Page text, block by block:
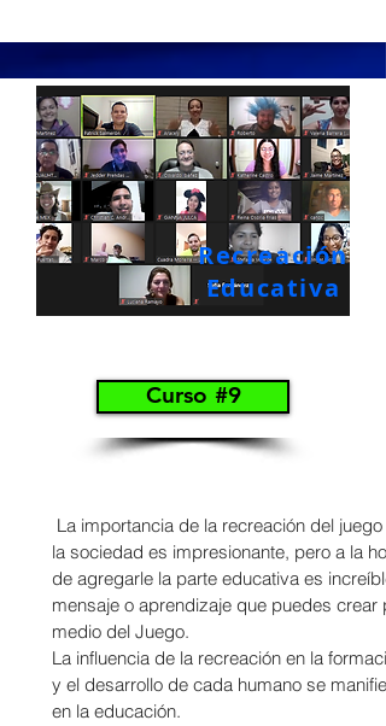
Curso #9
Recreación
Educativa
La importancia de la recreación del juego
la sociedad es impresionante, pero a la
de agregarle la parte educativa es
mensaje o aprendizaje que puedes crear
medio del Juego.
La influencia de la recreación en la
y el desarrollo de cada humano se
en la educación.